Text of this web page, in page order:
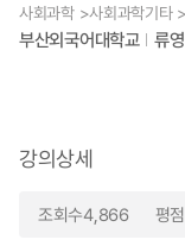
사회과학 >사회과학기타
부산외국어대학교 류
강의상세
조회수4,866 평점